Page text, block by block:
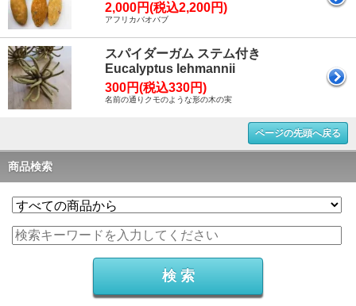
2,000円(税込2,200円)
アフリカバオバブ
スパイダーガム ステム付き
Eucalyptus lehmannii
300円(税込330円)
名前の通りクモのような形の木の実
ページの先頭へ戻る
商品検索